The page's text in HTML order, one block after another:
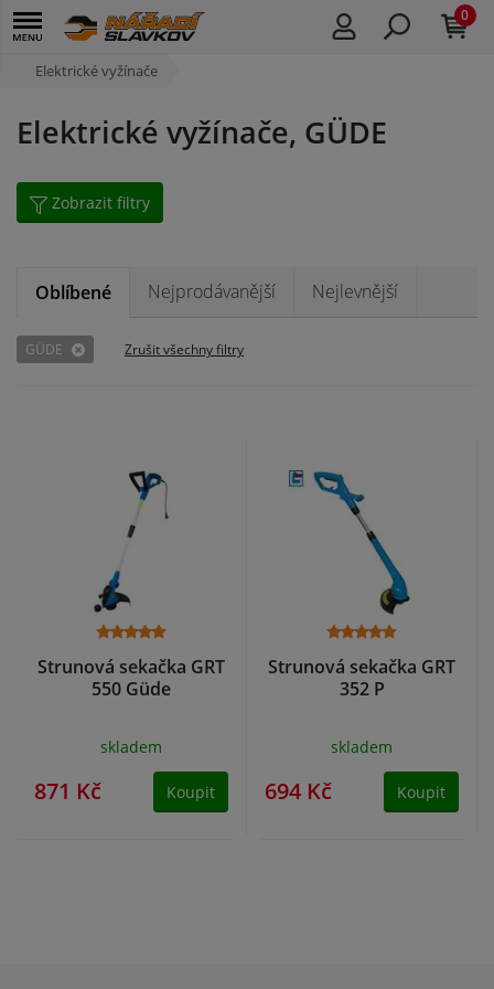
0
Elektrické vyžínače
Elektrické vyžínače, GÜDE
Zobrazit filtry
Oblíbené Nejprodávanější Nejlevnější
GÜDE Zrušit všechny filtry
Strunová sekačka GRT
550 Güde
skladem
871 Kč Koupit
Strunová sekačka GRT
352 P
skladem
694 Kč Koupit